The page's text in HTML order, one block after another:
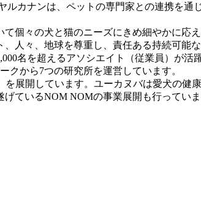
カナンは、ペットの専門家との連携を
個々の犬と猫のニーズにきめ細やかに応
人々、地球を尊重し、責任ある持続可能
名を超えるアソシエイト（従業員）が
クから7つの研究所を運営しています。
展開しています。ユーカヌバは愛犬の健
ているNOM NOMの事業展開も行っていま